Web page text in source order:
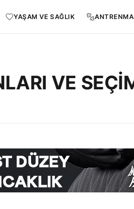
YAŞAM VE SAĞLIK
VE